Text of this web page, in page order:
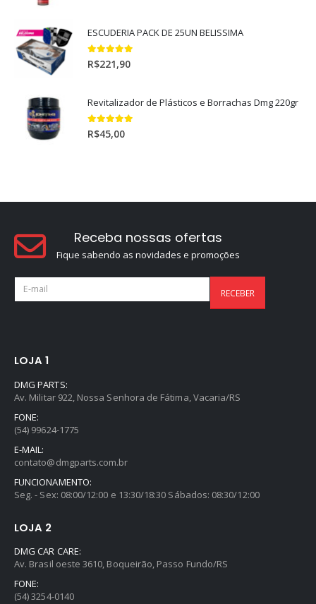
ESCUDERIA PACK DE 25UN BELISSIMA
5.00out of 5
R$221,90
Revitalizador de Plásticos e Borrachas Dmg 220gr
5.00out of 5
R$45,00
Receba nossas ofertas
Fique sabendo as novidades e promoções
LOJA 1
DMG PARTS:
Av. Militar 922, Nossa Senhora de Fátima, Vacaria/RS
FONE:
(54) 99624-1775
E-MAIL:
contato@dmgparts.com.br
FUNCIONAMENTO:
Seg. - Sex: 08:00/12:00 e 13:30/18:30 Sábados: 08:30/12:00
LOJA 2
DMG CAR CARE:
Av. Brasil oeste 3610, Boqueirão, Passo Fundo/RS
FONE:
(54) 3254-0140